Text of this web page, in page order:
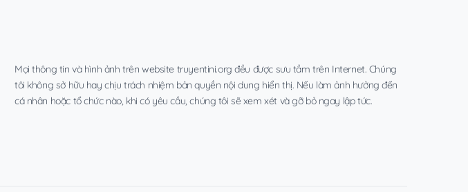
Mọi thông tin và hình ảnh trên website truyentini.org đều được sưu tầm trên Internet. Chúng
tôi không sở hữu hay chịu trách nhiệm bản quyền nội dung hiển thị. Nếu làm ảnh hưởng đến
cá nhân hoặc tổ chức nào, khi có yêu cầu, chúng tôi sẽ xem xét và gỡ bỏ ngay lập tức.